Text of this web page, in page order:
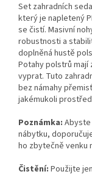
Set zahradních
který je napletený
se čistí. Masivní
robustnosti a
doplněná hustě
Potahy polstrů mají
vyprat. Tuto
bez námahy
jakémukoli
Poznámka:
nábytku,
ho zbytečně venku
Čistění: Použijte